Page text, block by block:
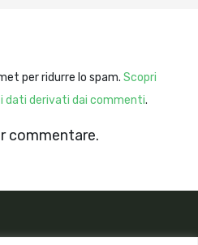
commentare.
per ridurre lo spam. Scopri
dati derivati dai commenti.